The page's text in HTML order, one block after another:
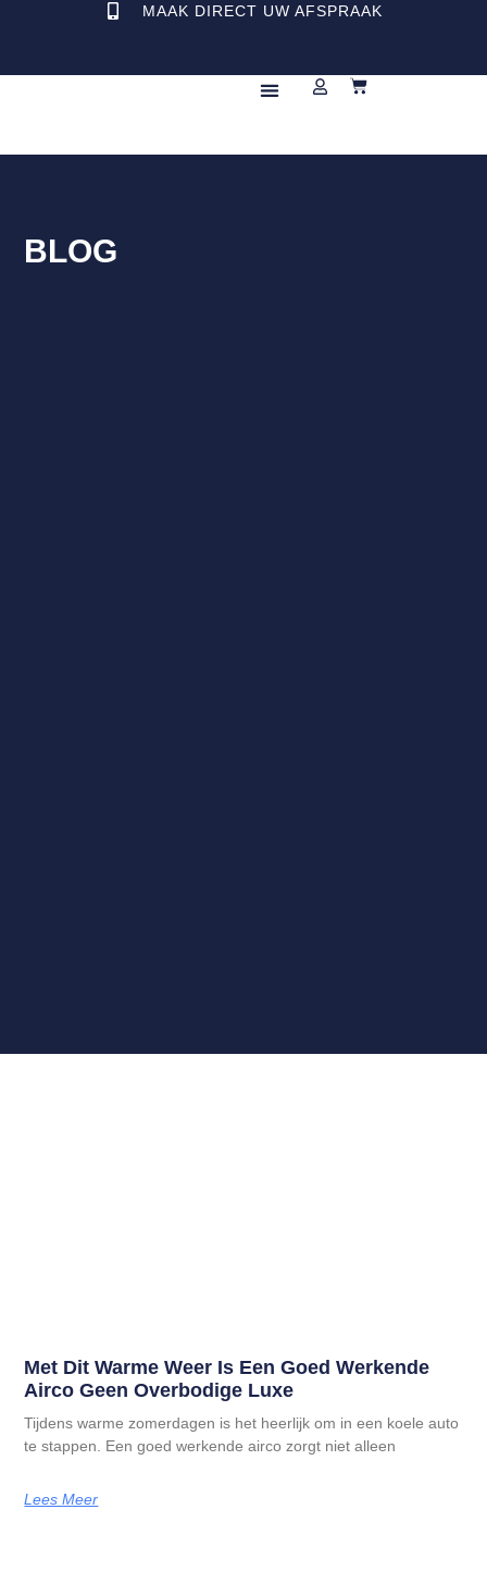
MAAK DIRECT UW AFSPRAAK
BLOG
Met Dit Warme Weer Is Een Goed Werkende
Airco Geen Overbodige Luxe
Tijdens warme zomerdagen is het heerlijk om in een koele auto
te stappen. Een goed werkende airco zorgt niet alleen
Lees Meer